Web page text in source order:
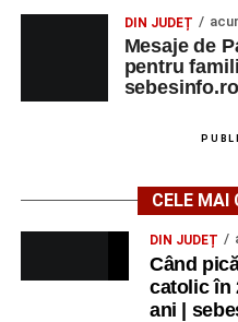
DIN JUDEȚ
Mesaje de
pentru
sebesinfo.ro
CELE MAI
DIN JUDEȚ
Când
catolic în
ani |